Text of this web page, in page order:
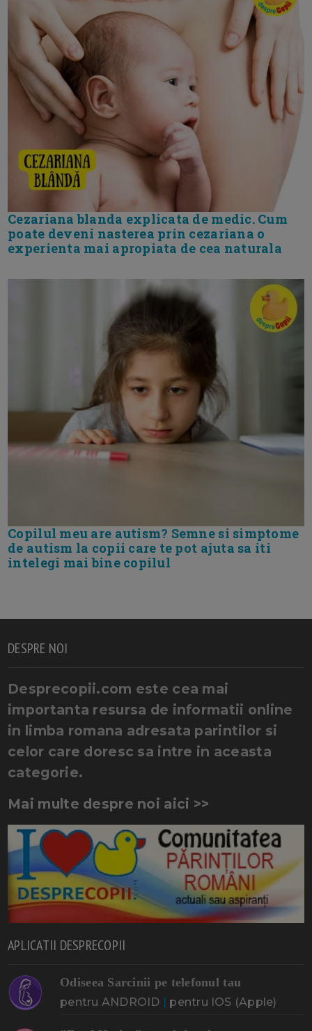
Cezariana blanda explicata de medic. Cum
poate deveni nasterea prin cezariana o
experienta mai apropiata de cea naturala
Copilul meu are autism? Semne si simptome
de autism la copii care te pot ajuta sa iti
intelegi mai bine copilul
DESPRE NOI
Desprecopii.com este cea mai
importanta resursa de informatii online
in limba romana adresata parintilor si
celor care doresc sa intre in aceasta
categorie.
Mai multe despre noi aici >>
APLICATII DESPRECOPII
Odiseea Sarcinii pe telefonul tau
pentru ANDROID pentru IOS (Apple)